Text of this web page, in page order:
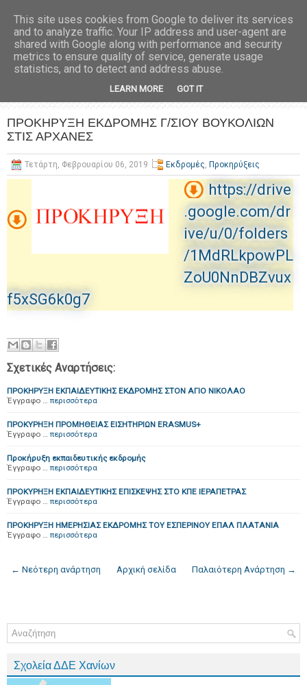
ΠΡΟΚΗΡΥΞΗ ΕΚΔΡΟΜΗΣ Γ/ΣΙΟΥ ΒΟΥΚΟΛΙΩΝ
ΣΤΙΣ ΑΡΧΑΝΕΣ
Τετάρτη, Φεβρουαρίου 06, 2019 Εκδρομές, Προκηρύξεις
https://drive
.google.com/dr
ive/u/0/folders
/1MdRLkpowPL
ZoU0NnDBZvux
f5xSG6k0g7
Σχετικές Αναρτήσεις:
ΠΡΟΚΗΡΥΞΗ ΕΚΠΑΙΔΕΥΤΙΚΗΣ ΕΚΔΡΟΜΗΣ ΣΤΟΝ ΑΓΙΟ ΝΙΚΟΛΑΟ
Έγγραφο … περισσότερα
ΠΡΟΚΥΡΗΞΗ ΠΡΟΜΗΘΕΙΑΣ ΕΙΣΗΤΗΡΙΩΝ ERASMUS+
Έγγραφο … περισσότερα
Προκήρυξη εκπαιδευτικής εκδρομής
Έγγραφο … περισσότερα
ΠΡΟΚΥΡΗΞΗ ΕΚΠΑΙΔΕΥΤΙΚΗΣ ΕΠΙΣΚΕΨΗΣ ΣΤΟ ΚΠΕ ΙΕΡΑΠΕΤΡΑΣ
Έγγραφο … περισσότερα
ΠΡΟΚΗΡΥΞΗ ΗΜΕΡΗΣΙΑΣ ΕΚΔΡΟΜΗΣ ΤΟΥ ΕΣΠΕΡΙΝΟΥ ΕΠΑΛ ΠΛΑΤΑΝΙΑ
Έγγραφο … περισσότερα
← Νεότερη ανάρτηση Παλαιότερη Ανάρτηση →
Αρχική σελίδα
Σχολεία ΔΔΕ Χανίων
This site uses cookies from Google to deliver its services
and to analyze traffic. Your IP address and user-agent are
shared with Google along with performance and security
metrics to ensure quality of service, generate usage
statistics, and to detect and address abuse.
LEARN MORE GOT IT